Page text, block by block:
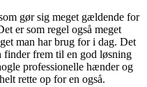
gør sig meget gældende for
er som regel også meget
man har brug for i dag. Det
finder frem til en god løsning
professionelle hænder og
rette op for en også.